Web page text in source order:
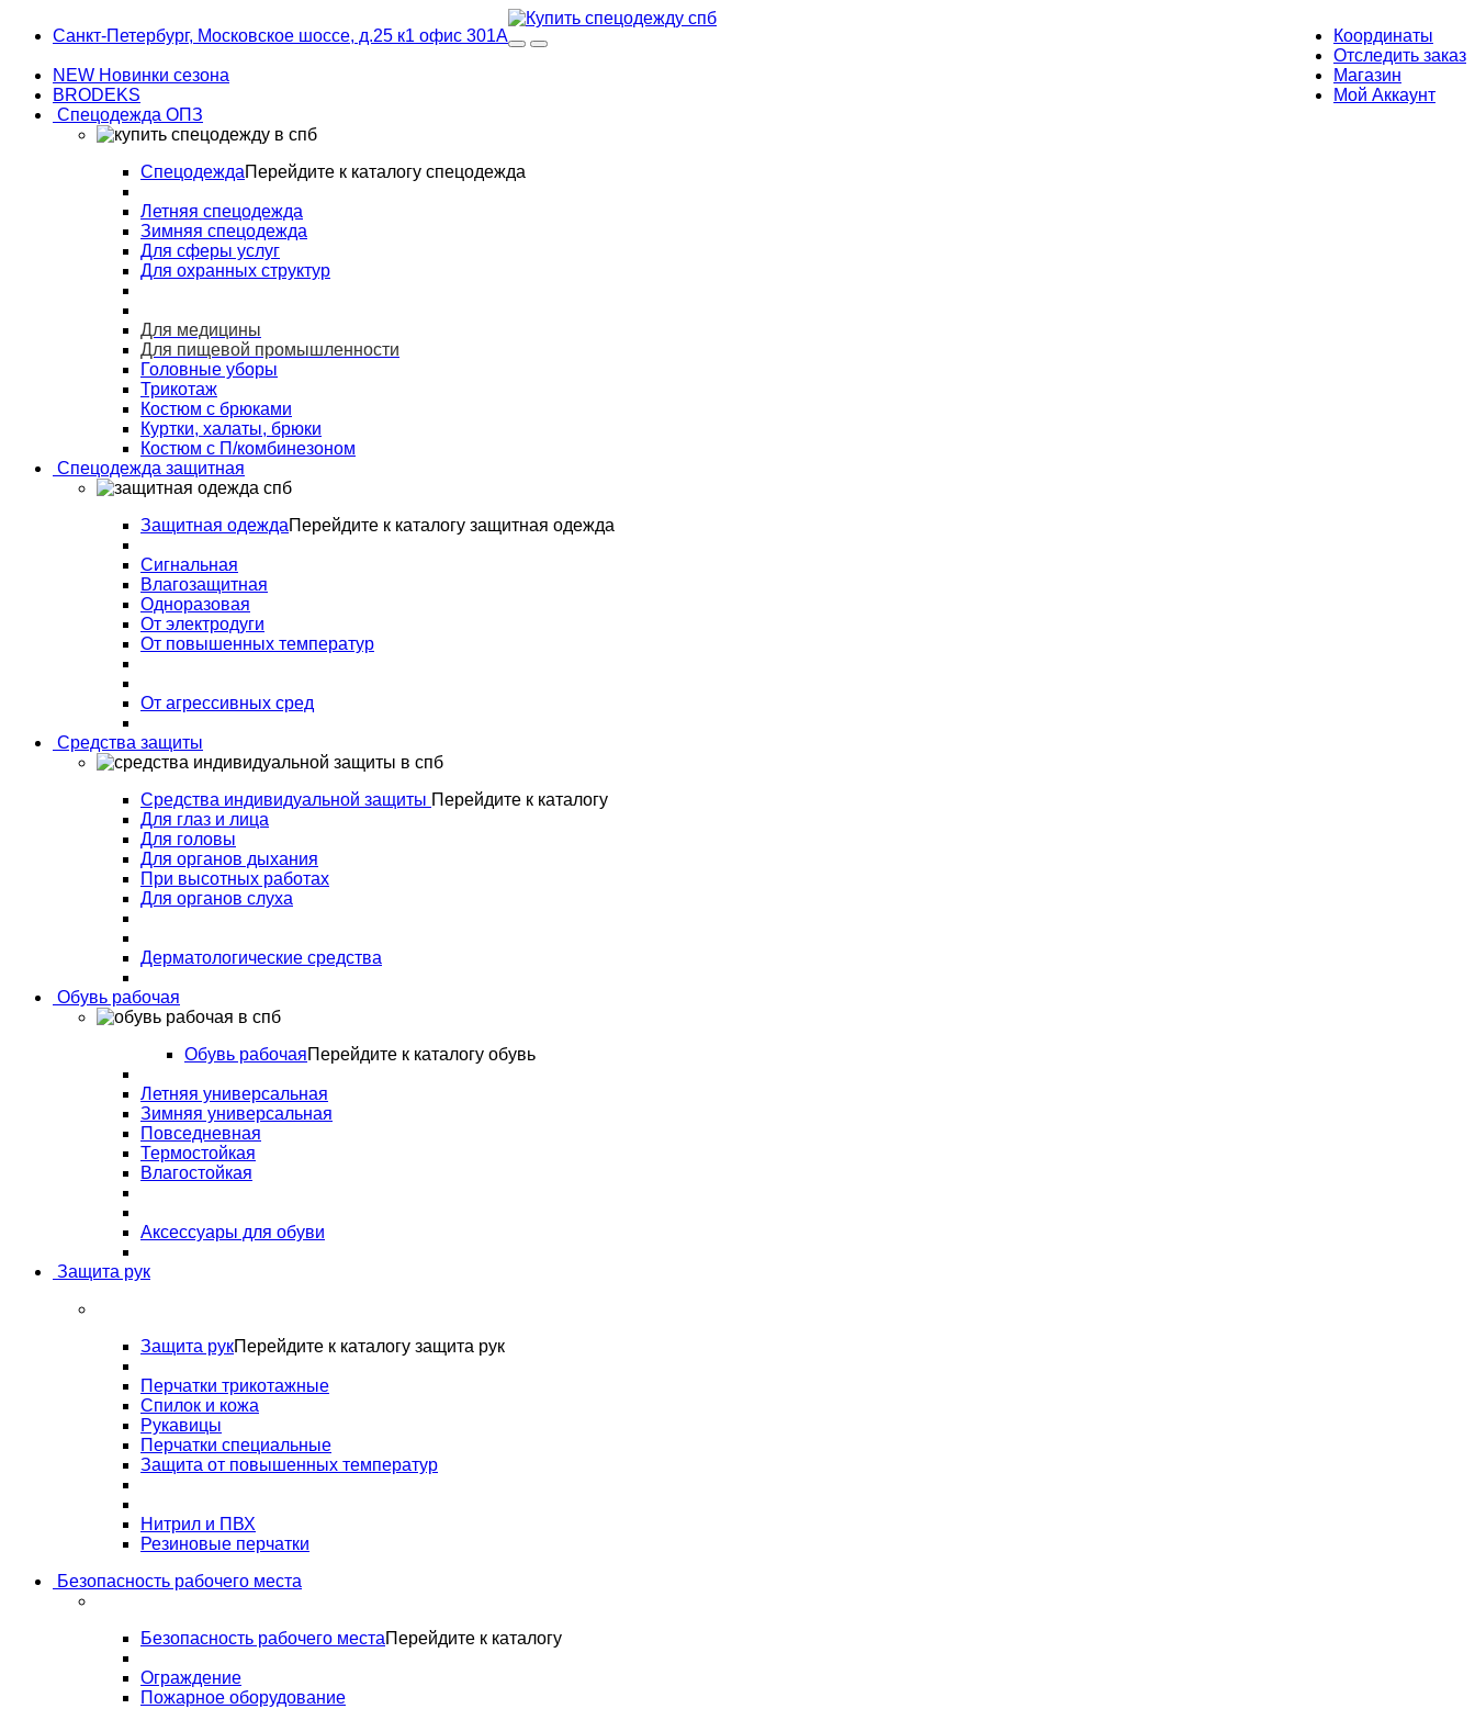
Санкт-Петербург, Московское шоссе, д.25 к1 офис 301А
Координаты
Отследить заказ
Магазин
Мой Аккаунт
NEW Новинки сезона
BRODEKS
Спецодежда ОПЗ
СпецодеждаПерейдите к каталогу спецодежда
Летняя спецодежда
Зимняя спецодежда
Для сферы услуг
Для охранных структур
Для медицины
Для пищевой промышленности
Головные уборы
Трикотаж
Костюм с брюками
Куртки, халаты, брюки
Костюм с П/комбинезоном
Спецодежда защитная
Защитная одеждаПерейдите к каталогу защитная одежда
Сигнальная
Влагозащитная
Одноразовая
От электродуги
От повышенных температур
От агрессивных сред
Средства защиты
Средства индивидуальной защиты Перейдите к каталогу
Для глаз и лица
Для головы
Для органов дыхания
При высотных работах
Для органов слуха
Дерматологические средства
Обувь рабочая
Обувь рабочаяПерейдите к каталогу обувь
Летняя универсальная
Зимняя универсальная
Повседневная
Термостойкая
Влагостойкая
Аксессуары для обуви
Защита рук
Защита рукПерейдите к каталогу защита рук
Перчатки трикотажные
Спилок и кожа
Рукавицы
Перчатки специальные
Защита от повышенных температур
Нитрил и ПВХ
Резиновые перчатки
Безопасность рабочего места
Безопасность рабочего местаПерейдите к каталогу
Ограждение
Пожарное оборудование